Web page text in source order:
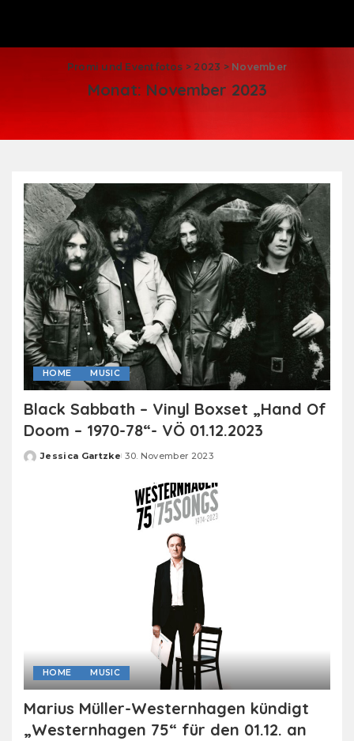
Promi und Eventfotos > 2023 > November
Monat: November 2023
HOME MUSIC
Black Sabbath – Vinyl Boxset „Hand Of
Doom – 1970-78“- VÖ 01.12.2023
Posted
Jessica Gartzke 30. November 2023
HOME MUSIC
Marius Müller-Westernhagen kündigt
„Westernhagen 75“ für den 01.12. an